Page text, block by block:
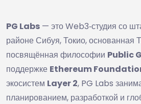
PG Labs — это Web3‑студия со
районе Сибуя, Токио, основанная
посвящённая философии Public
поддержке Ethereum
экосистем Layer 2, PG Labs
планированием, разработкой и